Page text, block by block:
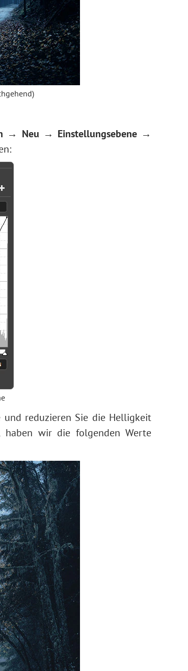
→ Neu → Einstellungsebene →
und reduzieren Sie die Helligkeit
haben wir die folgenden Werte